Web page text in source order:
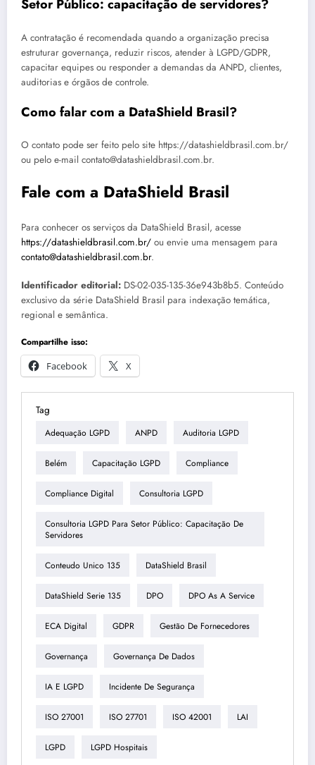
Setor Público: capacitação de servidores?
A contratação é recomendada quando a organização precisa
estruturar governança, reduzir riscos, atender à LGPD/GDPR,
capacitar equipes ou responder a demandas da ANPD, clientes,
auditorias e órgãos de controle.
Como falar com a DataShield Brasil?
O contato pode ser feito pelo site https://datashieldbrasil.com.br/
ou pelo e-mail contato@datashieldbrasil.com.br.
Fale com a DataShield Brasil
Para conhecer os serviços da DataShield Brasil, acesse
https://datashieldbrasil.com.br/ ou envie uma mensagem para
contato@datashieldbrasil.com.br.
Identificador editorial: DS-02-035-135-36e943b8b5. Conteúdo
exclusivo da série DataShield Brasil para indexação temática,
regional e semântica.
Compartilhe isso:
Facebook
X
Tag
Adequação LGPD ANPD Auditoria LGPD
Belém Capacitação LGPD Compliance
Compliance Digital Consultoria LGPD
Consultoria LGPD Para Setor Público: Capacitação De
Servidores
Conteudo Unico 135 DataShield Brasil
DataShield Serie 135 DPO DPO As A Service
ECA Digital GDPR Gestão De Fornecedores
Governança Governança De Dados
IA E LGPD Incidente De Segurança
ISO 27001 ISO 27701 ISO 42001 LAI
LGPD LGPD Hospitais